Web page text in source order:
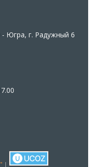
Югра, г. Радужный 6
|